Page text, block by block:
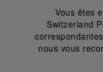
Vous êtes
Switzerland
nous vous